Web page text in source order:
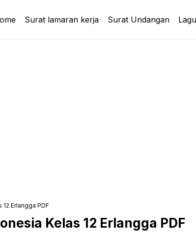
Surat lamaran kerja Surat Undangan
Erlangga PDF
Kelas 12 Erlangga PDF